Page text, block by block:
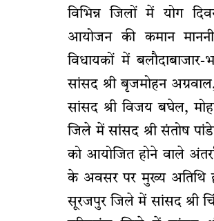
विभिन्न जिलों में योग
आयोजन की कमान
विधायकों में बलौदाबाजार-
सांसद श्री बृजमोहन
सांसद श्री विजय बघेल,
जिले में सांसद श्री संतोष
को आयोजित होने वाले
के अवसर पर मुख्य अतिथि
सूरजपुर जिले में सांसद श्री